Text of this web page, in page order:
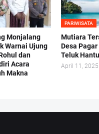
Monjalang
Warnai Ujung
dan
Acara
Makna
PARIWISATA
Mutiara
Desa
Teluk Hantu
April 11, 2025